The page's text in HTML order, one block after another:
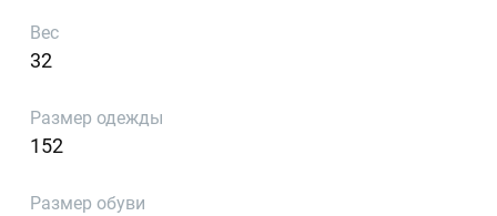
Вес
32
Размер одежды
152
Размер обуви